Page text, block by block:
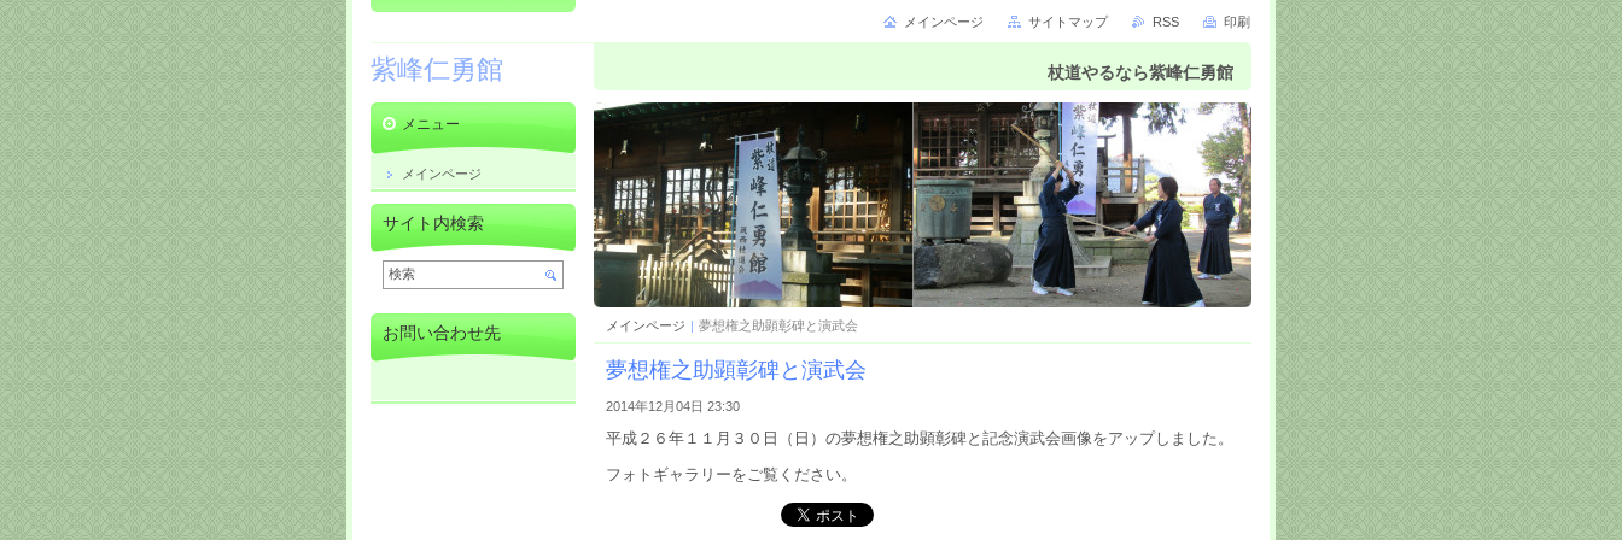
紫峰仁勇館 杖道やるなら紫峰仁勇館
メインページ | 夢想権之助顕彰碑と演武会
夢想権之助顕彰碑と演武会
2014年12月04日 23:30
平成２６年１１月３０日（日）の夢想権之助顕彰碑と記念演武会画像をアップしました。
フォトギャラリーをご覧ください。
メニュー
メインページ
サイト内検索
お問い合わせ先
メインページ サイトマップ RSS 印刷